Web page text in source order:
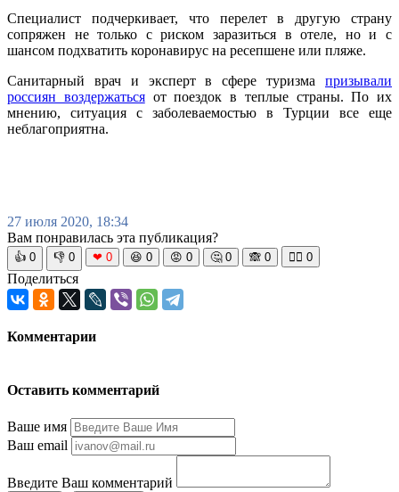
Специалист подчеркивает, что перелет в другую страну
сопряжен не только с риском заразиться в отеле, но и с
шансом подхватить коронавирус на ресепшене или пляже.
Санитарный врач и эксперт в сфере туризма призывали
россиян воздержатьсяот поездок в теплые страны. По их
мнению, ситуация с заболеваемостью в Турции все еще
неблагоприятна.
27 июля 2020, 18:34
Вам понравилась эта публикация?
👍 0 👎 0 ❤ 0 😆 0 😡 0 🤔 0 🙈 0 🧘‍♀️ 0
Поделиться
Комментарии
Оставить комментарий
Ваше имя
Ваш email
Введите Ваш комментарий